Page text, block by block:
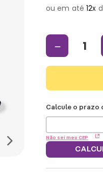
12
－
Não sei meu CEP